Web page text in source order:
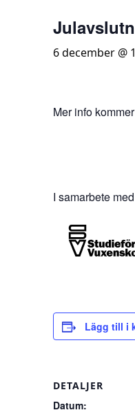
6 december @
Mer info kommer
I samarbete med
Lägg till i
DETALJER
Datum: